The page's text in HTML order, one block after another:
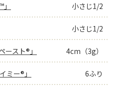
小さじ1/2
小さじ1/2
ースト®」 4cm（3g）
ミー®」 6ふり